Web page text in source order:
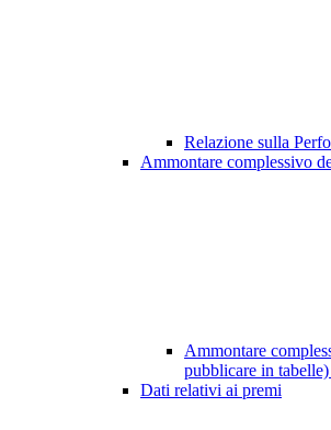
Relazione sulla
Ammontare complessivo
Ammontare
pubblicare in tabelle)
Dati relativi ai premi